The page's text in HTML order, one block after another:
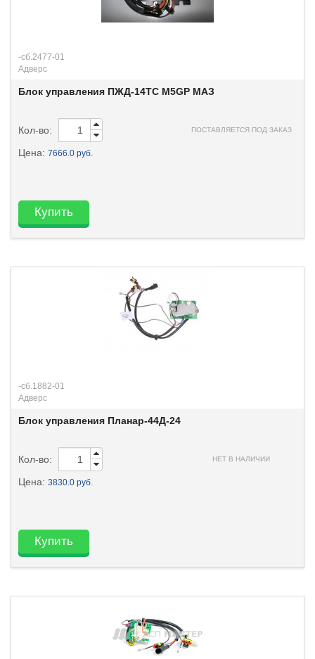
-сб.2477-01
Адверс
Блок управления ПЖД-14ТС М5GP МАЗ
Кол-во: ПОСТАВЛЯЕТСЯ ПОД ЗАКАЗ
Цена: 7666.0 руб.
Купить
-сб.1882-01
Адверс
Блок управления Планар-44Д-24
Кол-во: НЕТ В НАЛИЧИИ
Цена: 3830.0 руб.
Купить